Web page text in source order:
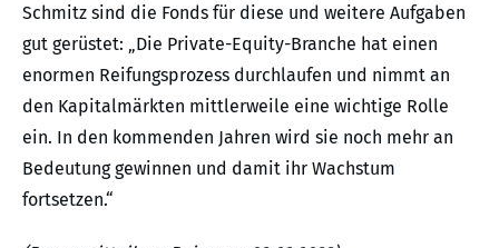
Schmitz sind die Fonds für diese und weitere Aufgaben
gut gerüstet: „Die Private-Equity-Branche hat einen
enormen Reifungsprozess durchlaufen und nimmt an
den Kapitalmärkten mittlerweile eine wichtige Rolle
ein. In den kommenden Jahren wird sie noch mehr an
Bedeutung gewinnen und damit ihr Wachstum
fortsetzen.“